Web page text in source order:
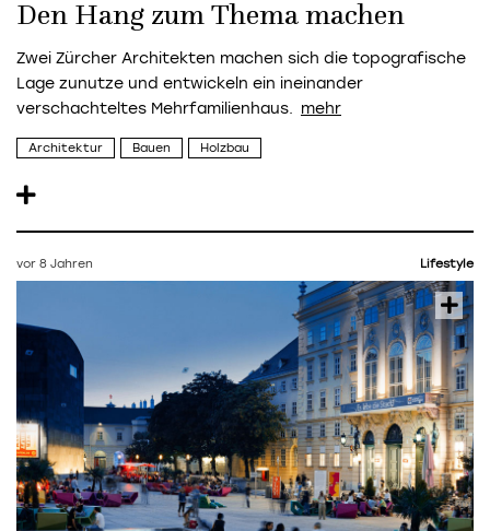
Den Hang zum Thema machen
Zwei Zürcher Architekten machen sich die topografische
Lage zunutze und entwickeln ein ineinander
verschachteltes Mehrfamilienhaus.
Architektur Bauen Holzbau
vor 8 Jahren Lifestyle